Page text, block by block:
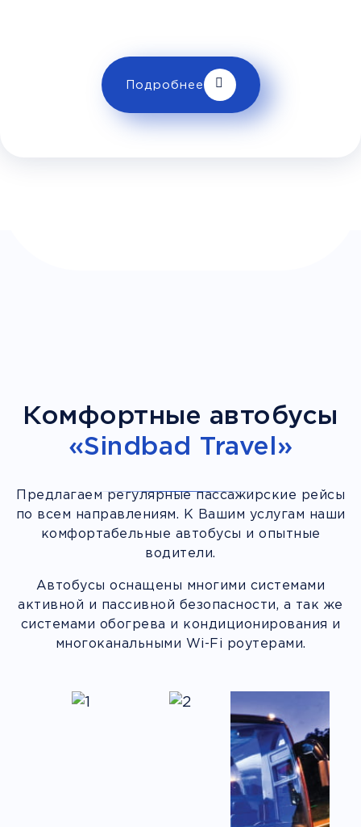
Телевизор Комфорт
Wi-Fi
Климат контроль
Подробнее
Комфортные автобусы
«Sindbad Travel»
Предлагаем регулярные пассажирские рейсы
по всем направлениям. К Вашим услугам наши
комфортабельные автобусы и опытные
водители.
Автобусы оснащены многими системами
активной и пассивной безопасности, а так же
системами обогрева и кондиционирования и
многоканальными Wi-Fi роутерами.